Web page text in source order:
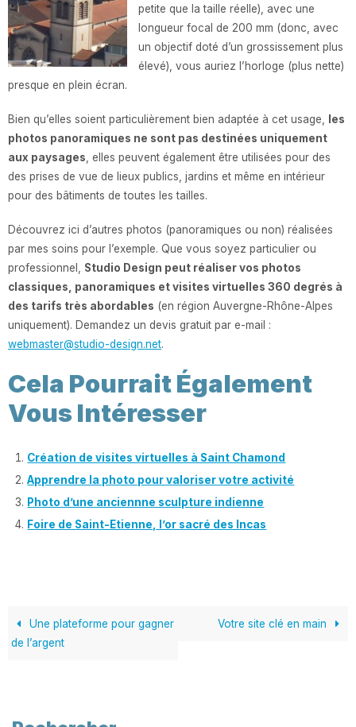
petite que la taille réelle), avec une
longueur focal de 200 mm (donc, avec
un objectif doté d’un grossissement plus
élevé), vous auriez l’horloge (plus nette)
presque en plein écran.
Bien qu’elles soient particulièrement bien adaptée à cet usage,
les
photos panoramiques ne sont pas destinées uniquement
aux paysages , elles peuvent également être utilisées pour des
des prises de vue de lieux publics, jardins et même en intérieur
pour des bâtiments de toutes les tailles.
Découvrez ici d’autres photos (panoramiques ou non) réalisées
par mes soins pour l’exemple. Que vous soyez particulier ou
professionnel, Studio Design peut réaliser vos photos
classiques, panoramiques et visites virtuelles 360 degrés à
des tarifs très abordables (en région Auvergne-Rhône-Alpes
uniquement). Demandez un devis gratuit par e-mail :
webmaster@studio-design.net.
Cela Pourrait Également
Vous Intéresser
Création de visites virtuelles à Saint Chamond
Apprendre la photo pour valoriser votre activité
Photo d’une anciennne sculpture indienne
Foire de Saint-Etienne, l’or sacré des Incas
Une plateforme pour gagner
de l’argent
Votre site clé en main